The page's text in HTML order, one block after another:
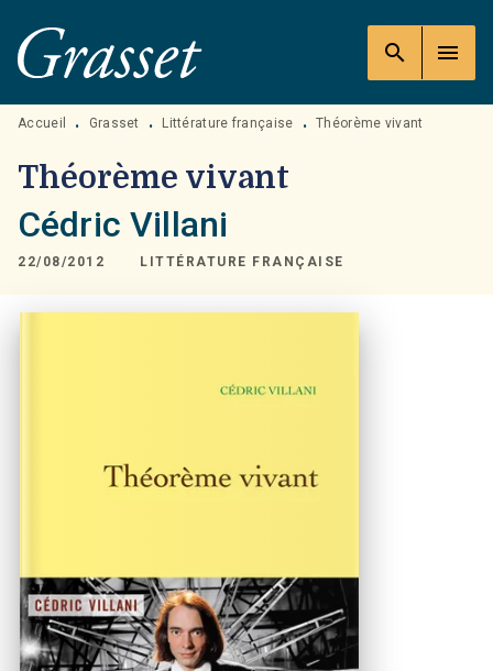
MENU RECHERCHE
PIED DE PAGE
search menu
Accueil • Grasset • Littérature française • Théorème vivant
Théorème vivant
Cédric Villani
22/08/2012 LITTÉRATURE FRANÇAISE